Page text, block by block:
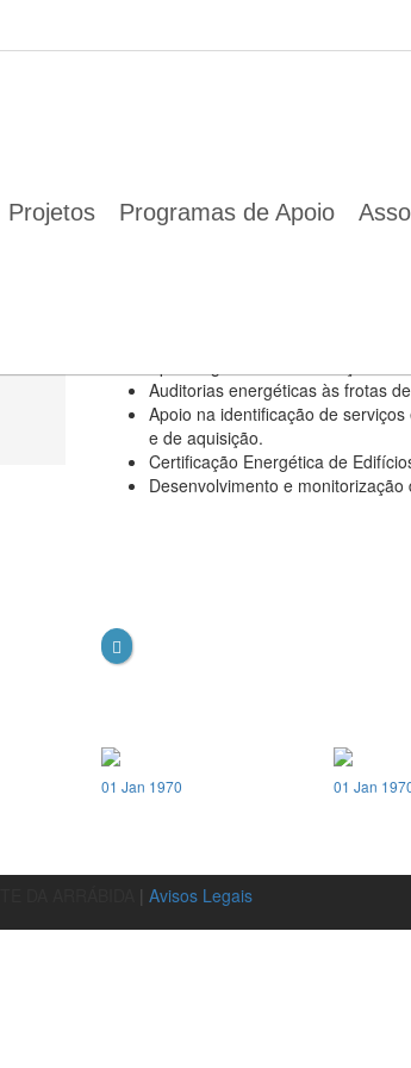
Projetos Programas de Apoio
Auditorias energéticas às frotas
Apoio na identificação de
e de aquisição.
Certificação Energética de
Desenvolvimento e
01 Jan 1970 01 Jan
| Avisos Legais